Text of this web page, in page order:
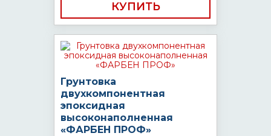
КУПИТЬ
Грунтовка
двухкомпонентная
эпоксидная
высоконаполненная
«ФАРБЕН ПРОФ»